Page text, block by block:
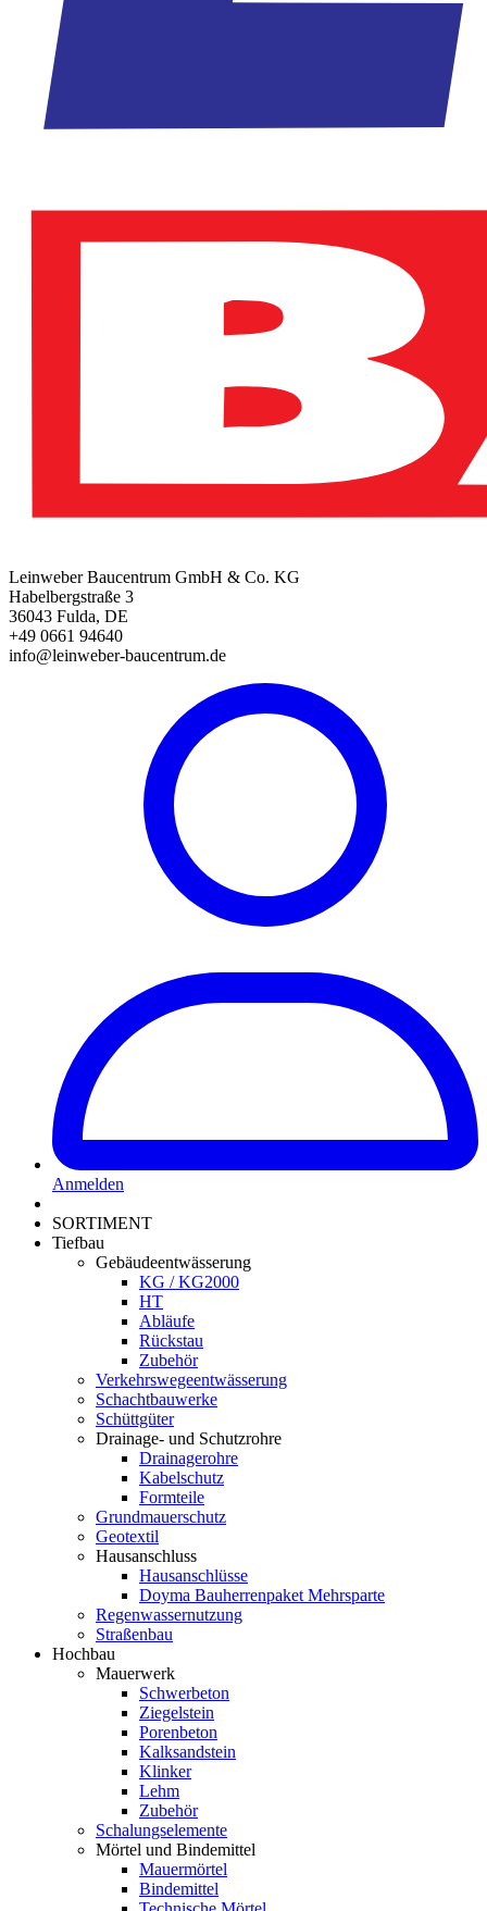
Leinweber Baucentrum GmbH & Co. KG
Habelbergstraße 3
36043 Fulda, DE
+49 0661 94640
info@leinweber-baucentrum.de
Anmelden
SORTIMENT
Tiefbau
Gebäudeentwässerung
KG / KG2000
HT
Abläufe
Rückstau
Zubehör
Verkehrswegeentwässerung
Schachtbauwerke
Schüttgüter
Drainage- und Schutzrohre
Drainagerohre
Kabelschutz
Formteile
Grundmauerschutz
Geotextil
Hausanschluss
Hausanschlüsse
Doyma Bauherrenpaket Mehrsparte
Regenwassernutzung
Straßenbau
Hochbau
Mauerwerk
Schwerbeton
Ziegelstein
Porenbeton
Kalksandstein
Klinker
Lehm
Zubehör
Schalungselemente
Mörtel und Bindemittel
Mauermörtel
Bindemittel